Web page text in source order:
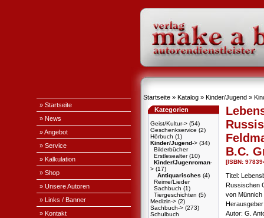
» Startseite
» News
» Angebot
» Service
» Kalkulation
» Shop
» Unsere Autoren
» Links / Banner
» Kontakt
Startseite » Katalog » Kinder/Jugend »
Kategorien
Geist/Kultur-> (54)
Geschenkservice (2)
Hörbuch (1)
Kinder/Jugend-> (34)
Bilderbücher
Erstlesealter(10)
Kinder/Jugenroman-
> (17)
Antiquarisches (4)
Reime/Lieder
Sachbuch (1)
Tiergeschichten (5)
Medizin-> (2)
Sachbuch-> (273)
Schulbuch
B.C.
[ISBN:
Titel:
Russischen
von Münnich
Autor: G.